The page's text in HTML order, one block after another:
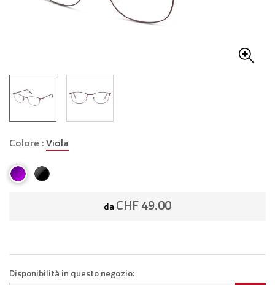
Colore :Viola
da CHF 49.00
Disponibilità in questo negozio: